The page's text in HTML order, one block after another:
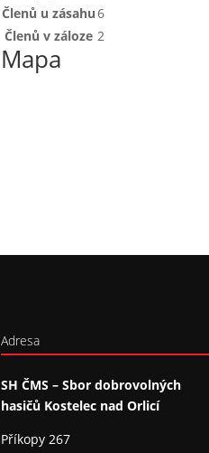
Členů u zásahu6
Členů v záloze 2
Mapa
Adresa
SH ČMS – Sbor dobrovolných
hasičů Kostelec nad Orlicí
Příkopy 267